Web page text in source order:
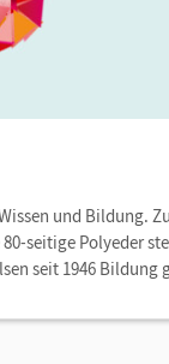
und Bildung.
seitige Polyeder
seit 1946 Bildung